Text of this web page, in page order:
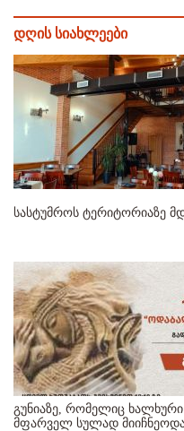
დღის სიახლეები
სასტუმროს ტერიტორიაზე
გუნიაზე, რომელიც
მფარველ სულად